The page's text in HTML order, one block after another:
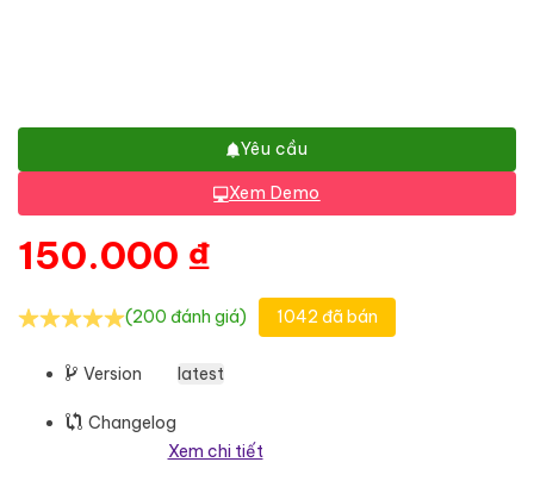
Yêu cầu
Xem Demo
150.000 ₫
(200 đánh giá) 1042 đã bán
Version latest
Changelog
Xem chi tiết